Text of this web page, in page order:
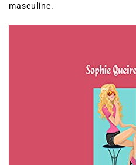
masculine.